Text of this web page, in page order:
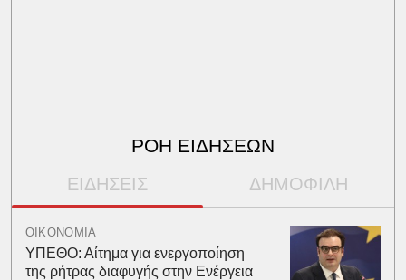
ΡΟΗ ΕΙΔΗΣΕΩΝ
ΕΙΔΗΣΕΙΣ ΔΗΜΟΦΙΛΗ
ΟΙΚΟΝΟΜΙΑ
ΥΠΕΘΟ: Αίτημα για ενεργοποίηση
της ρήτρας διαφυγής στην Ενέργεια